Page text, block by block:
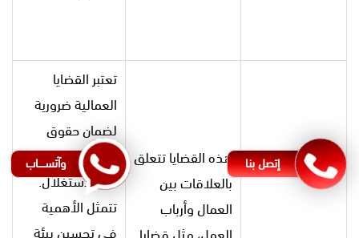
هذه القضايا تتعلق
بالعلاقات بين
العمال وأرباب
تعتبر القضايا
العمالية ضرورية
لضمان حقوق
العمال وحمايتهم
من الاستغلال.
تتمثل الأهمية
في تحسين بيئة
إتصل بنا وآتســــاب